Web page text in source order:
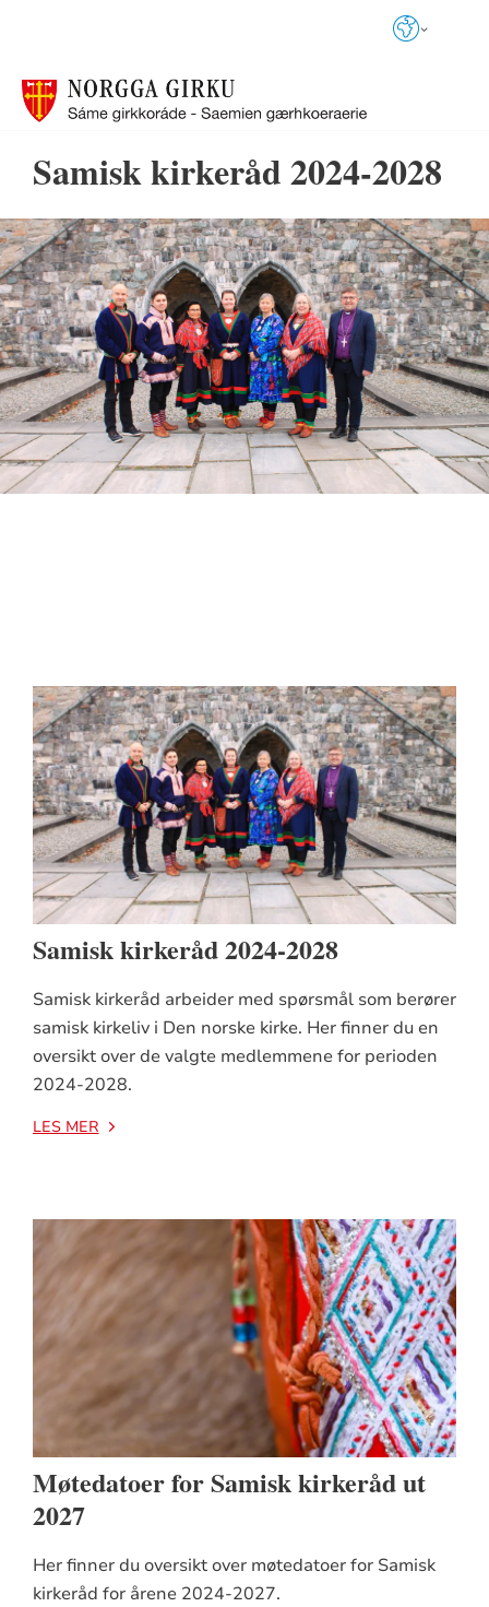
Samisk kirkeråd 2024-2028
Samisk kirkeråd 2024-2028
Samisk kirkeråd arbeider med spørsmål som berører
samisk kirkeliv i Den norske kirke. Her finner du en
oversikt over de valgte medlemmene for perioden
2024-2028.
LES MER
Møtedatoer for Samisk kirkeråd ut
2027
Her finner du oversikt over møtedatoer for Samisk
kirkeråd for årene 2024-2027.